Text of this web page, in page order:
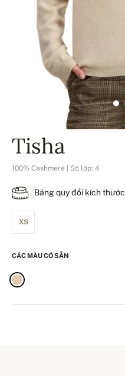
Tisha
100% Cashmere | Số lớp: 4
Bảng quy đổi kích thước
XS
CÁC MÀU CÓ SẴN